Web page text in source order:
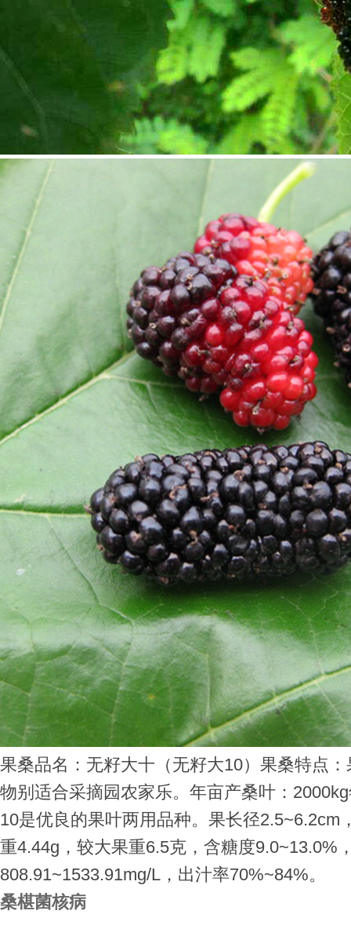
果桑品名：无籽大十（无籽大10）果桑特点
物别适合采摘园农家乐。年亩产桑叶：
10是优良的果叶两用品种。果长径2.5~6.2cm
重4.44g，较大果重6.5克，含糖度9.0~13.0%
808.91~1533.91mg/L，出汁率70%~84%。
桑椹菌核病